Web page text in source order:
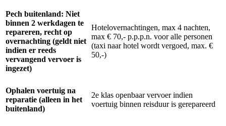
Pech buitenland: Niet
binnen 2 werkdagen te
repareren, recht op
overnachting (geldt niet
indien er reeds
vervangend vervoer is
ingezet)
Hotelovernachtingen, max 4 nachten,
max € 70,- p.p.p.n. voor alle personen
(taxi naar hotel wordt vergoed, max. €
50,-)
Ophalen voertuig na
reparatie (alleen in het
buitenland)
2e klas openbaar vervoer indien
voertuig binnen reisduur is gerepareerd